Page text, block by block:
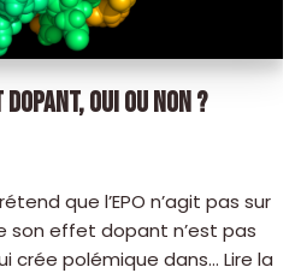
DOPANT, OUI OU NON ?
que l’EPO n’agit pas sur
son effet dopant n’est pas
crée polémique dans… Lire la